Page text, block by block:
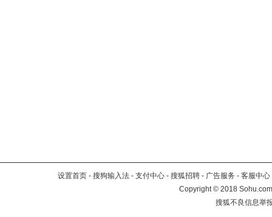
设置首页 - 搜狗输入法 - 支付中心 - 搜狐招聘 - 广告服务 - 客服中心
Copyright©2018
搜狐不良信息举